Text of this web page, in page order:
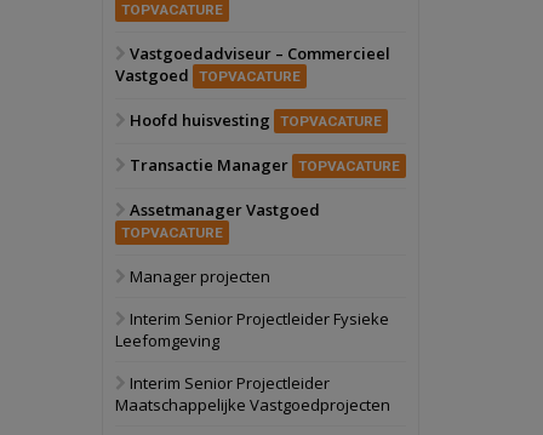
6 oktober 2026
Oranje
28 september 2026
bedrijventerrein
Bekijk
Schuinesloot
TOPVACATURE
Vastgoedadviseur – Commercieel
Vastgoed
TOPVACATURE
Hoofd huisvesting TOPVACATURE
Transactie Manager TOPVACATURE
Assetmanager Vastgoed
TOPVACATURE
Manager projecten
Interim Senior Projectleider Fysieke
Leefomgeving
Interim Senior Projectleider
Maatschappelijke Vastgoedprojecten